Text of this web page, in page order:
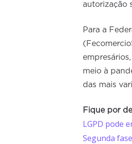
autorização
Para a
meio à
das mais
Fique por
LGPD pode
Segunda